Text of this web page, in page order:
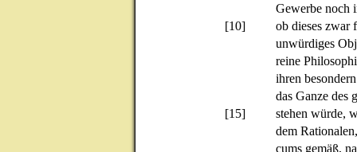
Gewerbe noch
[10]
ob dieses zwar
unwürdiges
reine
ihren
das Ganze des
[15]
stehen würde,
dem
cums gemäß,